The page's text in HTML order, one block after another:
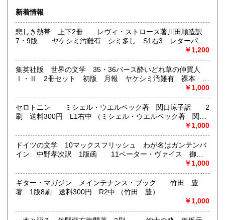
佐賀県 300円 長崎県 300円
熊本県 300円 大分県 300円
宮崎県 300円 鹿児島県 300円
・送料は一律300円を基本とします。
JPの厚さ3㎝ルールが有りますので、超えるものは
す。
によってご負担をお願いする場合もございます。
・クレジット決済、代金前払いのいづれかの選択になりま
・代金引換はご相談下さい。（手数料他要）
新着情報
悲しき熱帯 上下2冊 レヴィ・ストロース著川田順造訳
7・9版 ヤケシミ汚難有 シミ多し S1右3 レターパッ
￥1,200
集英社版 世界の文学 35・36バース酔いどれ草の仲買人
Ⅰ・Ⅱ 2冊セット 初版 月報 ヤケシミ汚難有 裸本
訳）
￥1,000
セロトニン ミシェル・ウエルベック著 関口涼子訳 2
刷 送料300円 L1右中 （ミシェル・ウエルベック著 関口
￥1,000
ドイツの文学 10マックスフリッシュ わが名はガンテンバ
イン 中野孝次訳 1版函 11ペーター・ヴァイス 御者
のからだの影 消点 1版函 ヤケシミ汚有 シミ多し
2冊セット レターパックプラス L1左中 （マックスフリ
ッシュ ペーターヴァイス）
￥1,000
ギター・マガジン メインテナンス・ブック 竹田 豊
著 1版8刷 送料300円 R2中 （竹田 豊）
￥1,000